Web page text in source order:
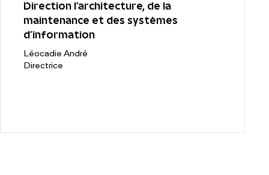
Direction l'architecture, de la
maintenance et des systèmes
d’information
Léocadie André
Directrice